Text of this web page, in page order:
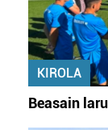
KIROLA
Beasain